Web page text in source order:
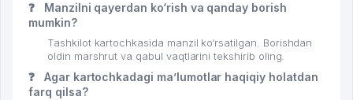
❓
Manzilni qayerdan ko‘rish va qanday borish
mumkin?
Tashkilot kartochkasida manzil ko‘rsatilgan. Borishdan
oldin marshrut va qabul vaqtlarini tekshirib oling.
❓
Agar kartochkadagi ma’lumotlar haqiqiy holatdan
farq qilsa?